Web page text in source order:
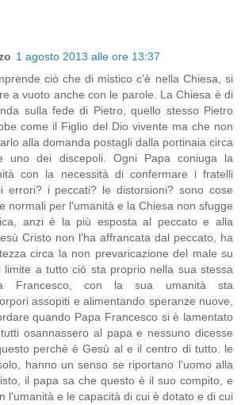
1 agosto 2013 alle ore 13:37
ciò che di mistico c'è nella Chiesa, si
a vuoto anche con le parole. La Chiesa è di
sulla fede di Pietro, quello stesso Pietro
come il Figlio del Dio vivente ma che non
alla domanda postagli dalla portinaia circa
uno dei discepoli. Ogni Papa coniuga la
con la necessità di confermare i fratelli
errori? i peccati? le distorsioni? sono cose
normali per l'umanità e la Chiesa non sfugge
anzi è la più esposta al peccato e alla
Cristo non l'ha affrancata dal peccato, ha
circa la non prevaricazione del male su
limite a tutto ciò sta proprio nella sua stessa
Francesco, con la sua umanità sta
assopiti e alimentando speranze nuove,
quando Papa Francesco si è lamentato
osannassero al papa e nessuno dicesse
perchè è Gesù al e il centro di tutto. le
hanno un senso se riportano l'uomo alla
il papa sa che questo è il suo compito, e
l'umanità e le capacità di cui è dotato e di cui